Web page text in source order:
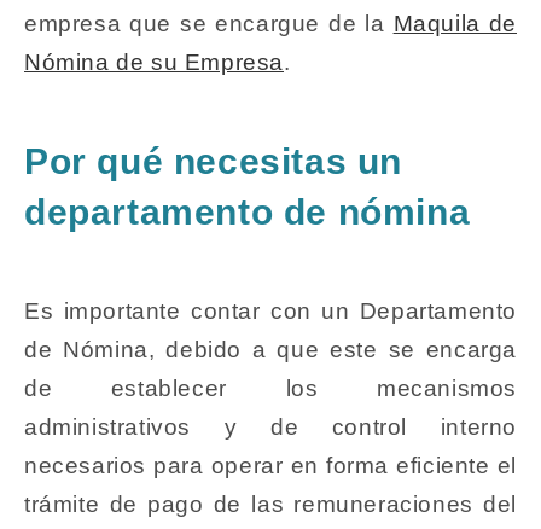
empresa que se encargue de la Maquila de
Nómina de su Empresa.
Por qué necesitas un
departamento de nómina
Es importante contar con un Departamento
de Nómina, debido a que este se encarga
de establecer los mecanismos
administrativos y de control interno
necesarios para operar en forma eficiente el
trámite de pago de las remuneraciones del